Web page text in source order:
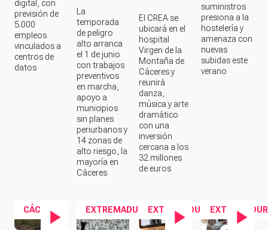
digital, con
previsión de
5.000
empleos
vinculados a
centros de
datos
La
temporada
de peligro
alto arranca
el 1 de junio
con trabajos
preventivos
en marcha,
apoyo a
municipios
sin planes
periurbanos y
14 zonas de
alto riesgo, la
mayoría en
Cáceres
El CREA se
ubicará en el
hospital
Virgen de la
Montaña de
Cáceres y
reunirá
danza,
música y arte
dramático
con una
inversión
cercana a los
32 millones
de euros
suministros
presiona a la
hostelería y
amenaza con
nuevas
subidas este
verano
CÁCERES EXTREMADURA EXTREMADURA